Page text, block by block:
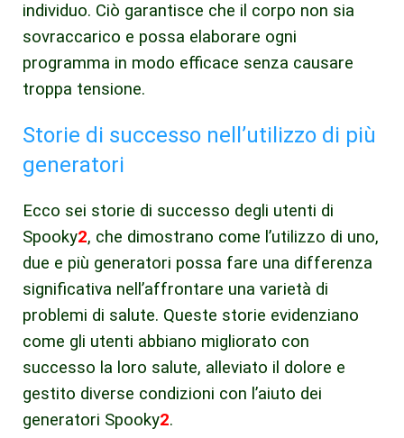
individuo. Ciò garantisce che il corpo non sia
sovraccarico e possa elaborare ogni
programma in modo efficace senza causare
troppa tensione.
Storie di successo nell’utilizzo di più
generatori
Ecco sei storie di successo degli utenti di
Spooky2, che dimostrano come l’utilizzo di uno,
due e più generatori possa fare una differenza
significativa nell’affrontare una varietà di
problemi di salute. Queste storie evidenziano
come gli utenti abbiano migliorato con
successo la loro salute, alleviato il dolore e
gestito diverse condizioni con l’aiuto dei
generatori Spooky2.